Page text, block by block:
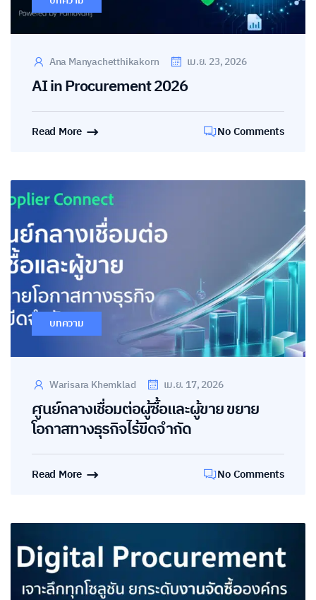
Ana Manyachetthikakorn เม.ย. 23, 2026
AI in Procurement 2026
Read More No Comments
บทความ
Warisara Khemklad เม.ย. 17, 2026
ศูนย์กลางเชื่อมต่อผู้ซื้อและผู้ขาย ขยาย
โอกาสทางธุรกิจไร้ขีดจำกัด
Read More No Comments